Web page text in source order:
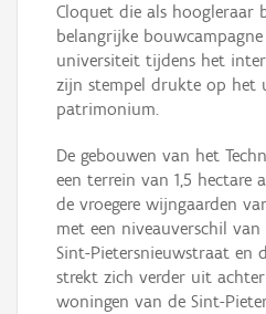
Cloquet die als hoogleraar
belangrijke
universiteit tijdens het
zijn stempel drukte op het
patrimonium.
De gebouwen van het
een terrein van 1,5 hectare
de vroegere wijngaarden
met een niveauverschil van
Sint-Pietersnieuwstraat en
strekt zich verder uit
woningen van de Sint-